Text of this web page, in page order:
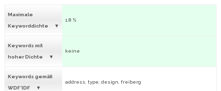
Maximale
Keyworddichte
1.8 %
Keywords mit
hoher Dichte
keine
Keywords gemäß
WDF*IDF
address, type, design, freiberg